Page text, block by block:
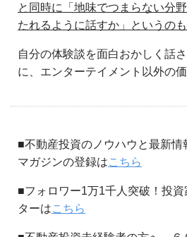
と同時に「地味でつまらない分
たれるように話すか」というの
自分の体験談を面白おかしく話
に、エンターテイメント以外の
■不動産投資のノウハウと最新
マガジンの登録はこちら
■フォロワー1万1千人突破！投
ターはこちら